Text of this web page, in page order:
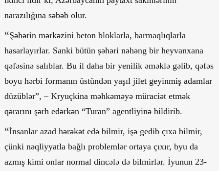
narazılığına səbəb olur.
“Şəhərin mərkəzini beton bloklarla, barmaqlıqlarla
hasarlayırlar. Sanki bütün şəhəri nəhəng bir heyvanxana
qəfəsinə salıblar. Bu il daha bir yenilik əməklə gəlib, qəfəs
boyu hərbi formanın üstündən yaşıl jilet geyinmiş adamlar
düzüblər”, – Kryuçkina məhkəməyə müraciət etmək
qərarını şərh edərkən “Turan” agentliyinə bildirib.
“İnsanlar azad hərəkət edə bilmir, işə gedib çıxa bilmir,
çünki nəqliyyatla bağlı problemlər ortaya çıxır, byu da
azmış kimi onlar normal dincələ də bilmirlər. İyunun 23-